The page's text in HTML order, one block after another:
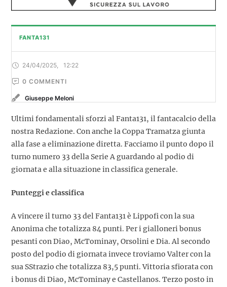
FANTA131
24/04/2025, 12:22
0 COMMENTI
Giuseppe Meloni
Ultimi fondamentali sforzi al Fanta131, il fantacalcio della
nostra Redazione. Con anche la Coppa Tramatza giunta
alla fase a eliminazione diretta. Facciamo il punto dopo il
turno numero 33 della Serie A guardando al podio di
giornata e alla situazione in classifica generale.
Punteggi e classifica
A vincere il turno 33 del Fanta131 è Lippofi con la sua
Anonima che totalizza 84 punti. Per i gialloneri bonus
pesanti con Diao, McTominay, Orsolini e Dia. Al secondo
posto del podio di giornata invece troviamo Valter con la
sua SStrazio che totalizza 83,5 punti. Vittoria sfiorata con
i bonus di Diao, McTominay e Castellanos. Terzo posto in